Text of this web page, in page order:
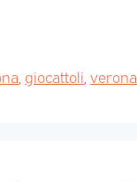
giocattoli ,verona